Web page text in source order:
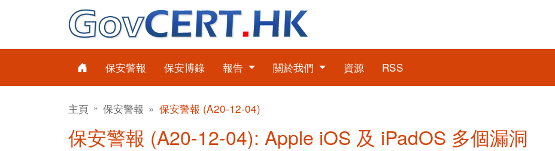
保安警報 保安博錄 報告 關於我們 資源 RSS
主頁 保安警報 保安警報 (A20-12-04)
保安警報 (A20-12-04): Apple iOS 及 iPadOS 多個漏洞